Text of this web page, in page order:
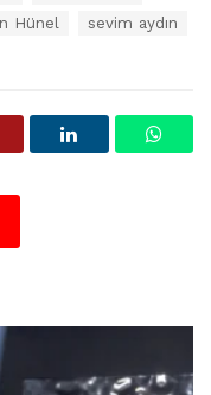
Hünel
sevim aydın